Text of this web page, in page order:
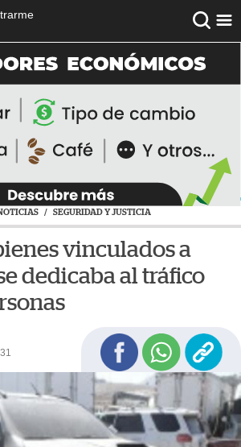
/ SEGURIDAD Y JUSTICIA
vinculados a
dedicaba al tráfico